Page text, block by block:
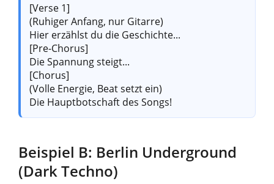
[Verse 1]
(Ruhiger Anfang, nur Gitarre)
Hier erzählst du die Geschichte...
[Pre-Chorus]
Die Spannung steigt...
[Chorus]
(Volle Energie, Beat setzt ein)
Die Hauptbotschaft des Songs!
Beispiel B: Berlin Underground
(Dark Techno)